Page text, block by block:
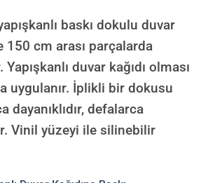
baskı dokulu duvar
150 cm arası parçalarda
duvar kağıdı olması
uygulanır. İplikli bir dokusu
dayanıklıdır, defalarca
Vinil yüzeyi ile silinebilir